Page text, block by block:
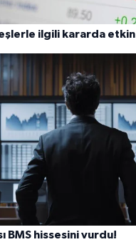
ilgili kararda etkin
BMS hissesini vurdu!